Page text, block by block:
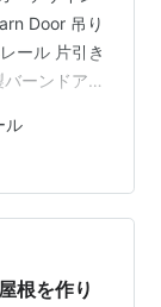
Door 吊り
ール 片引き
ーンドア
売 ヴィン
ドアをセッ
のリーズナ
ール金物で
ラク、
ル
根を作り